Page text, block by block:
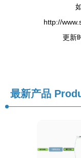
http://
更新
最新产品